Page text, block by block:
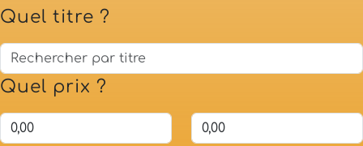
Quel titre ?
Quel prix ?